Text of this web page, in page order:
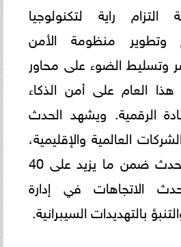
راية لتكنولوجيا
وتطوير منظومة الأمن
وتسليط الضوء على محاور
هذا العام على أمن الذكاء
الرقمية. ويشهد الحدث
العالمية والإقليمية،
وأكثر من 300 متحدث ضمن ما يزيد على 40
الاتجاهات في إدارة
بالتهديدات السيبرانية.